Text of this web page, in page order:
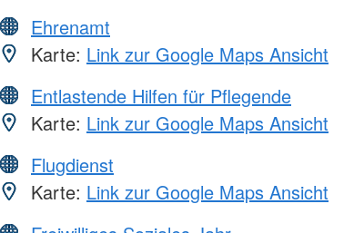
Ehrenamt
Karte: Link zur Google Maps Ansicht
Entlastende Hilfen für Pflegende
Karte: Link zur Google Maps Ansicht
Flugdienst
Karte: Link zur Google Maps Ansicht